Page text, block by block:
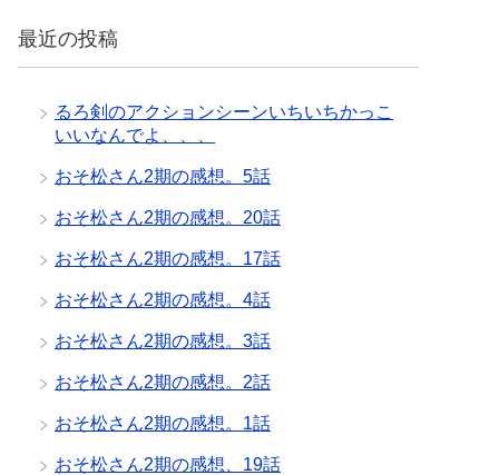
最近の投稿
るろ剣のアクションシーンいちいちかっこ
いいなんでよ、、、
おそ松さん2期の感想。5話
おそ松さん2期の感想。20話
おそ松さん2期の感想。17話
おそ松さん2期の感想。4話
おそ松さん2期の感想。3話
おそ松さん2期の感想。2話
おそ松さん2期の感想。1話
おそ松さん2期の感想、19話